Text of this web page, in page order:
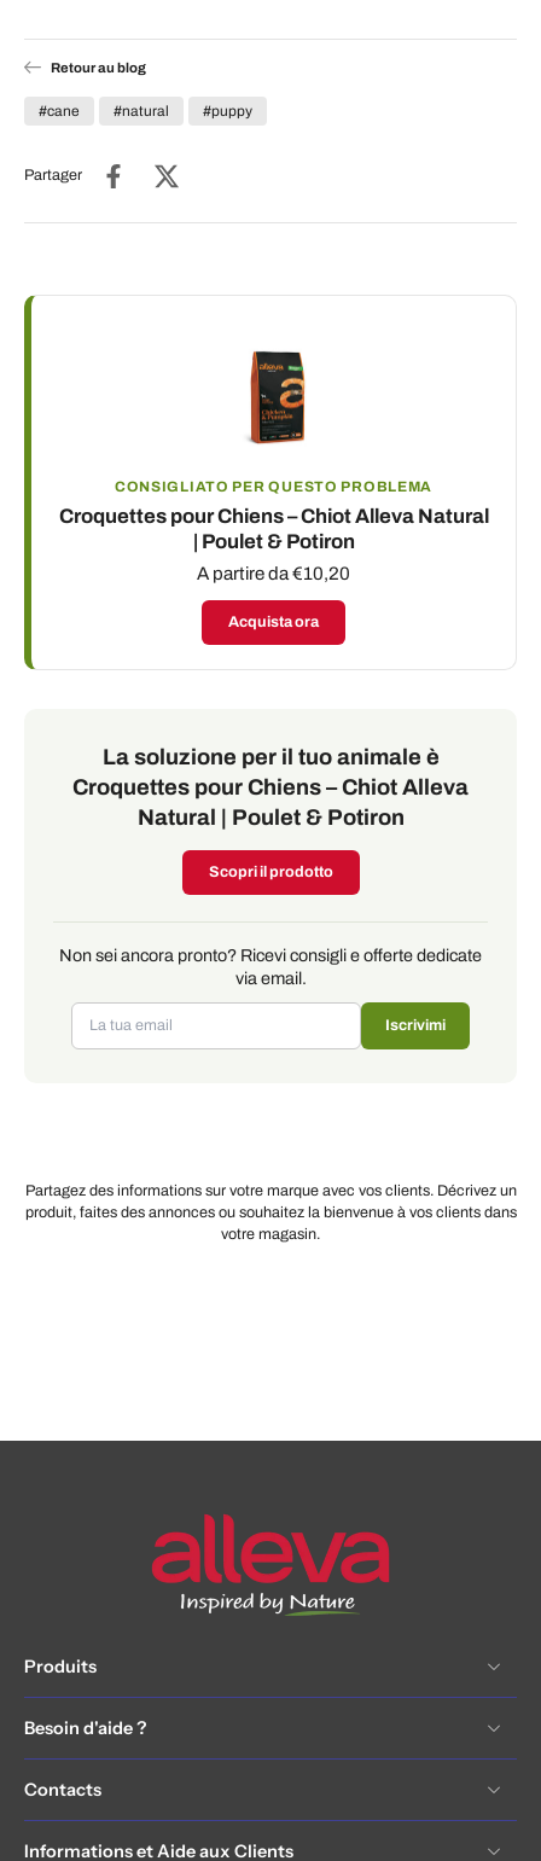
Retour au blog
#cane #natural #puppy
Partager
CONSIGLIATO PER QUESTO PROBLEMA
Croquettes pour Chiens – Chiot Alleva Natural
| Poulet & Potiron
A partire da €10,20
Acquista ora
La soluzione per il tuo animale è
Croquettes pour Chiens – Chiot Alleva
Natural | Poulet & Potiron
Scopri il prodotto
Non sei ancora pronto? Ricevi consigli e offerte dedicate
via email.
Iscrivimi
Partagez des informations sur votre marque avec vos clients. Décrivez un
produit, faites des annonces ou souhaitez la bienvenue à vos clients dans
votre magasin.
Produits
Besoin d'aide ?
Contacts
Informations et Aide aux Clients